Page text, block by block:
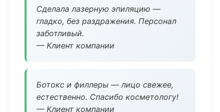
Сделала лазерную эпиляцию —
гладко, без раздражения. Персонал
заботливый.
— Клиент компании
Ботокс и филлеры — лицо свежее,
естественно. Спасибо косметологу!
— Клиент компании